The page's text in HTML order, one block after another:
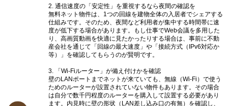
2. 通信速度の「安定性」を重視するなら夜間の確認を
無料ネット物件は、1つの回線を建物全体の入居者でシェアする
仕組みです。そのため、夜間など利用者が集中する時間帯に速
度が低下する場合があります。もし仕事でWeb会議を多用した
り、高画質動画を快適に見たかったりする場合は、事前に不動
産会社を通じて「回線の最大速度」や「接続方式（IPv6対応か
等）」を確認してもらうのが賢明です。
3. 「Wi-Fiルーター」が備え付けかを確認
壁のLANポートまでネットが来ていても、無線（Wi-Fi）で使う
ためのルーターが設置されていない物件もあります。その場合
は自分で数千円程度のルーターを購入して設置する必要があり
ます。内見時に壁の形状（LAN差し込み口の有無）を確認し、